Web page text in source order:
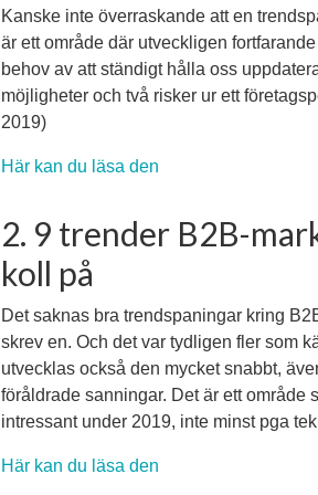
Kanske inte överraskande att en
är ett område där utveckligen
behov av att ständigt hålla oss
möjligheter och två risker ur ett
2019)
Här kan du läsa den
2. 9 trender B2B-
koll på
Det saknas bra trendspaningar kring
skrev en. Och det var tydligen fler som
utvecklas också den mycket snabbt,
föråldrade sanningar. Det är ett område
intressant under 2019, inte minst pga
Här kan du läsa den